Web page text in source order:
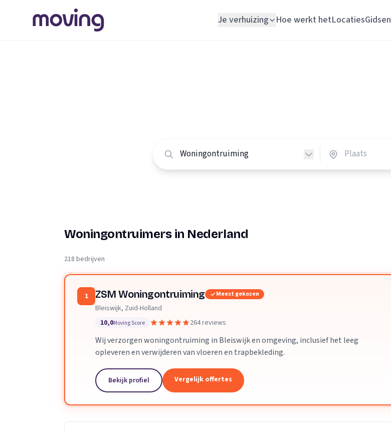
Je verhuizing
Loodgieter
Slotenmaker
Verhuisplanner
Hoe werkt hetLocatiesGidsen
Woningontruimers in Nederland
218 bedrijven
1 ZSM Woningontruiming Meest gekozen
Bleiswijk, Zuid-Holland
10,0Moving Score 264 reviews
Wij verzorgen woningontruiming in Bleiswijk en omgeving, inclusief het leeg
opleveren en verwijderen van vloeren en trapbekleding.
Bekijk profiel Vergelijk offertes